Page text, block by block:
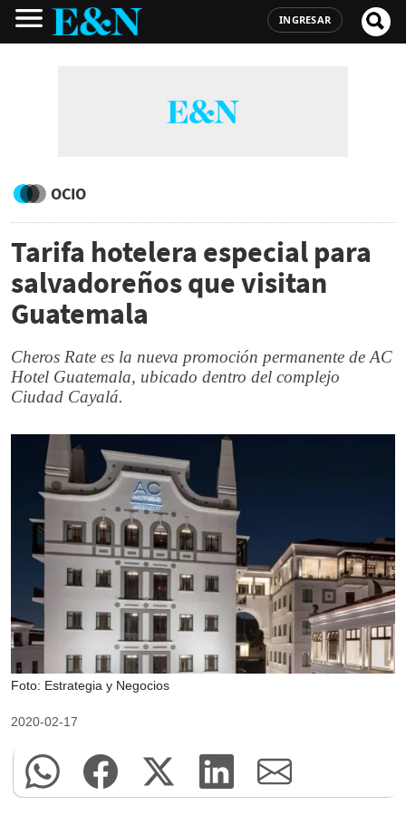
INGRESAR
OCIO
Tarifa hotelera especial para
salvadoreños que visitan
Guatemala
Cheros Rate es la nueva promoción permanente de AC
Hotel Guatemala, ubicado dentro del complejo
Ciudad Cayalá.
Foto: Estrategia y Negocios
2020-02-17